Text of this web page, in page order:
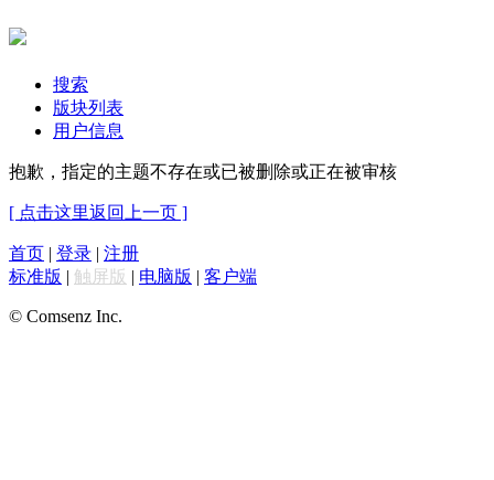
搜索
版块列表
用户信息
抱歉，指定的主题不存在或已被删除或正在被审核
[ 点击这里返回上一页 ]
首页 | 登录 | 注册
标准版 | 触屏版 | 电脑版 | 客户端
© Comsenz Inc.